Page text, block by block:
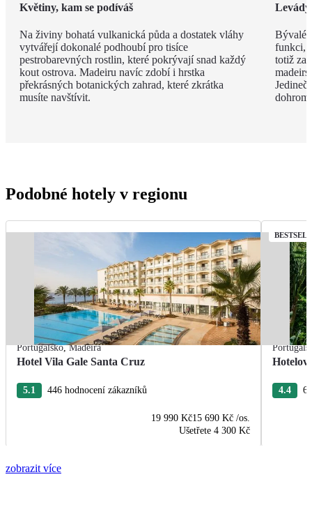
Květiny, kam se podíváš
Na živiny bohatá vulkanická půda a dostatek vláhy
vytvářejí dokonalé podhoubí pro tisíce
pestrobarevných rostlin, které pokrývají snad každý
kout ostrova. Madeiru navíc zdobí i hrstka
překrásných botanických zahrad, které zkrátka
musíte navštívit.
Levády
Bývalé
funkci,
totiž
Podobné hotely v regionu
Portugalsko,Madeira
Hotel Vila Gale Santa Cruz
5.1 446 hodnocení zákazníků
19 990 Kč15 690 Kč /os.
Ušetřete 4 300 Kč
4.4
zobrazit více